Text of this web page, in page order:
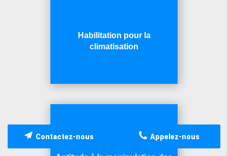
Habilitation pour la
climatisation
Appelez-nous
Contactez-nous